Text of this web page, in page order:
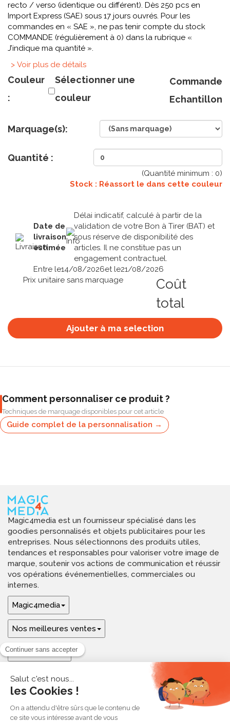
recto / verso (identique ou différent). Dès 250 pcs en
Import Express (SAE) sous 17 jours ouvrés. Pour les
commandes en « SAE », ne pas tenir compte du stock
COMMANDE (régulièrement à 0) dans la rubrique «
J’indique ma quantité ».
> Voir plus de détails
Couleur
:
Sélectionner une
couleur
Commande
Echantillon
Marquage(s):
Quantité :
(Quantité minimum : 0)
Stock : Réassort le dans cette couleur
Date de
livraison
estimée
Délai indicatif, calculé à partir de la
validation de votre Bon à Tirer (BAT) et
sous réserve de disponibilité des
articles. Il ne constitue pas un
engagement contractuel.
Entre le14/08/2026et le21/08/2026
Prix unitaire sans marquage
Coût
total
Ajouter à ma selection
Comment personnaliser ce produit ?
Techniques de marquage disponibles pour cet article
Guide complet de la personnalisation →
Magic4media est un fournisseur spécialisé dans les
goodies personnalisés et objets publicitaires pour les
entreprises. Nous sélectionnons des produits utiles,
tendances et responsables pour valoriser votre image de
marque, soutenir vos actions de communication et réussir
vos opérations événementielles, commerciales ou
internes.
Magic4media
Nos meilleures ventes
Guides & aide
Ressources & inspirations